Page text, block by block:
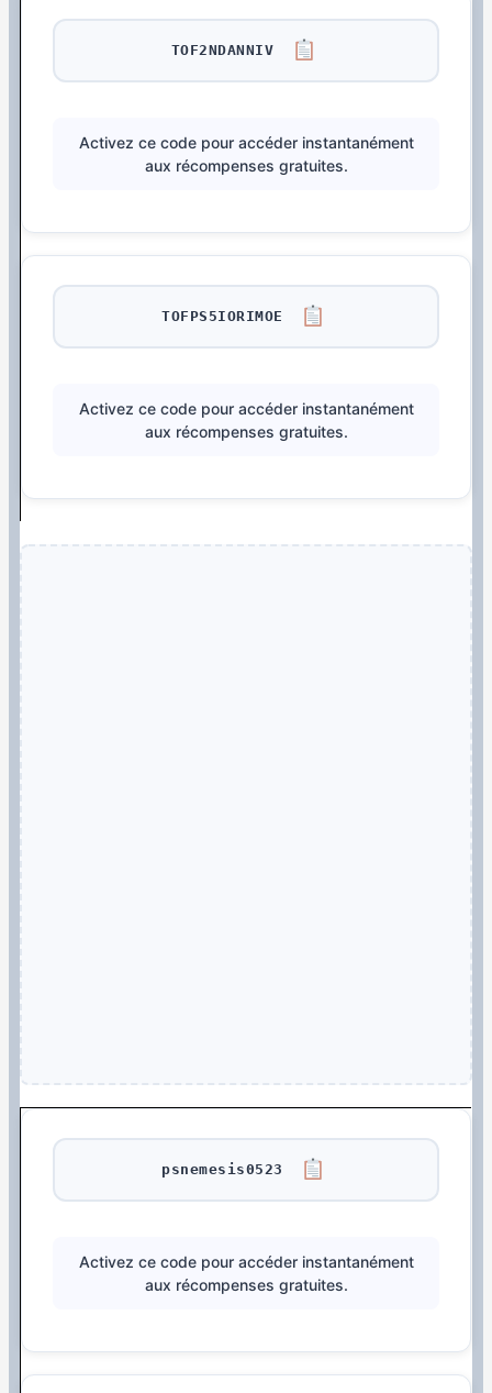
TOF2NDANNIV
Activez ce code pour accéder instantanément
aux récompenses gratuites.
TOFPS5IORIMOE
Activez ce code pour accéder instantanément
aux récompenses gratuites.
psnemesis0523
Activez ce code pour accéder instantanément
aux récompenses gratuites.